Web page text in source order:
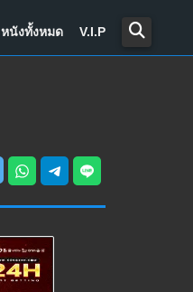
หนังทั้งหมด V.I.P